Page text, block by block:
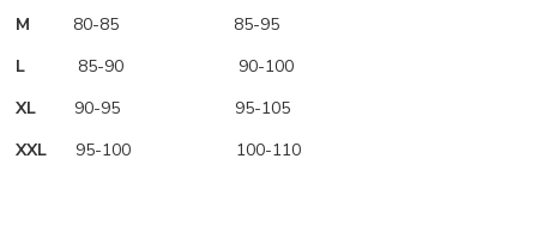
M 80-85 85-95
L 85-90 90-100
XL 90-95 95-105
XXL 95-100 100-110